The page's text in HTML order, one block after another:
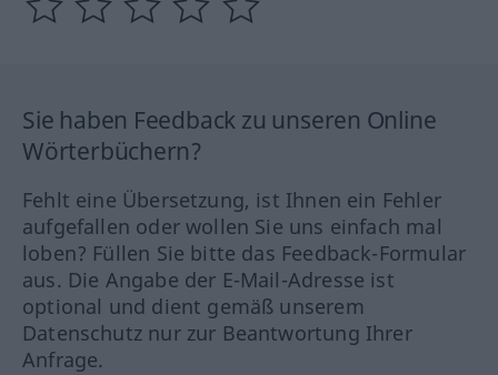
Sie haben Feedback zu unseren Online
Wörterbüchern?
Fehlt eine Übersetzung, ist Ihnen ein Fehler
aufgefallen oder wollen Sie uns einfach mal
loben? Füllen Sie bitte das Feedback-Formular
aus. Die Angabe der E-Mail-Adresse ist
optional und dient gemäß unserem
Datenschutz nur zur Beantwortung Ihrer
Anfrage.